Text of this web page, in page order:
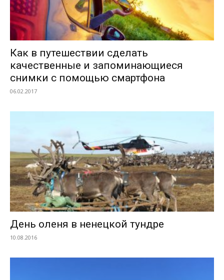
Как в путешествии сделать
качественные и запоминающиеся
снимки с помощью смартфона
06.02.2017
День оленя в ненецкой тундре
10.08.2016